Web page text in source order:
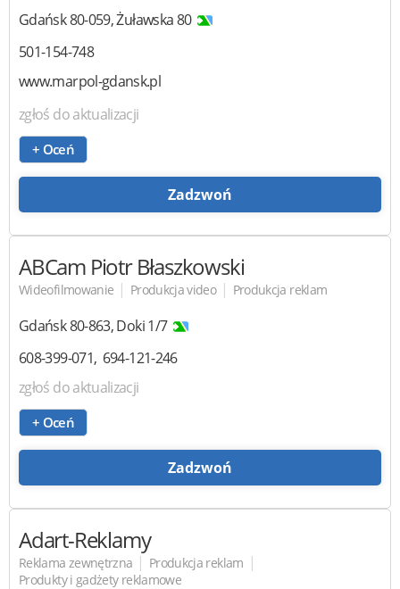
Gdańsk80-059,Żuławska 80
501-154-748
www.marpol-gdansk.pl
zgłoś do aktualizacji
+ Oceń
Zadzwoń
ABCam Piotr Błaszkowski
Wideofilmowanie | Produkcja video | Produkcja reklam
Gdańsk80-863,Doki 1/7
608-399-071 694-121-246
zgłoś do aktualizacji
+ Oceń
Zadzwoń
Adart-Reklamy
Reklama zewnętrzna | Produkcja reklam |
Produkty i gadżety reklamowe